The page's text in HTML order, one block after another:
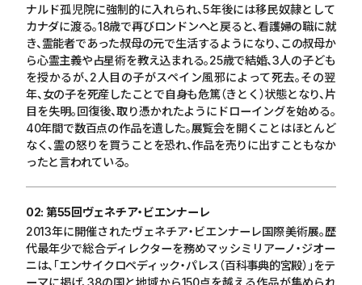
ナルド孤児院に強制的に入れられ、5年後には移民奴隷として
カナダに渡る。18歳で再びロンドンへと戻ると、看護婦の職に就
き、霊能者であった叔母の元で生活するようになり、この叔母か
ら心霊主義や占星術を教え込まれる。25歳で結婚、3人の子ども
を授かるが、 2 人目の子がスペイン風邪によって死去。その翌
年、女の子を死産したことで自身も危篤（きとく）状態となり、片
目を失明。回復後、取り憑かれたようにドローイングを始める。
40年間で数百点の作品を遺した。展覧会を開くことはほとんど
なく、霊の怒りを買うことを恐れ、作品を売りに出すこともなか
ったと言われている。
02: 第55回ヴェネチア・ビエンナーレ
2013年に開催されたヴェネチア・ビエンナーレ国際美術展。歴
代最年少で総合ディレクターを務めマッシミリアーノ・ジオー
ニは、「エンサイクロペディック・パレス（百科事典的宮殿）」をテ
ーマに掲げ、38の国と地域から150点を越える作品が集められ